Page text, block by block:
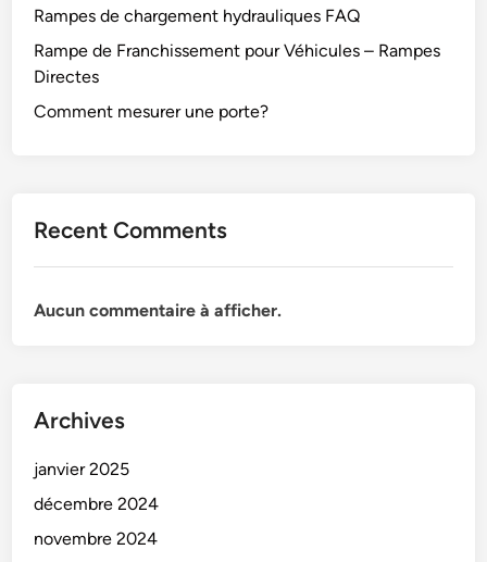
Rampes de chargement hydrauliques FAQ
Rampe de Franchissement pour Véhicules – Rampes
Directes
Comment mesurer une porte?
Recent Comments
Aucun commentaire à afficher.
Archives
janvier 2025
décembre 2024
novembre 2024